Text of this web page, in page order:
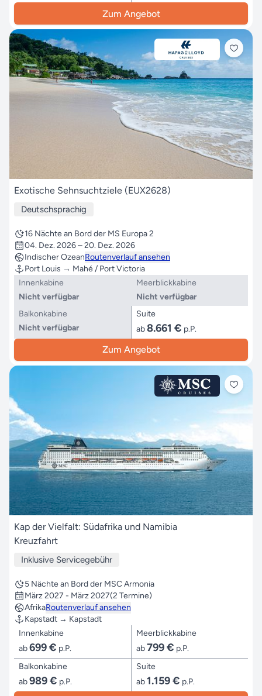
Zum Angebot
Exotische Sehnsuchtziele (EUX2628)
Deutschsprachig
16 Nächte an Bord der MS Europa 2
04. Dez. 2026 – 20. Dez. 2026
Indischer OzeanRoutenverlauf ansehen
Port Louis → Mahé / Port Victoria
Innenkabine
Nicht verfügbar
Meerblickkabine
Nicht verfügbar
Balkonkabine
Nicht verfügbar
Suite
ab8.661 € p.P.
Zum Angebot
Kap der Vielfalt: Südafrika und Namibia
Kreuzfahrt
Inklusive Servicegebühr
5 Nächte an Bord der MSC Armonia
März 2027 - März 2027(2 Termine)
AfrikaRoutenverlauf ansehen
Kapstadt → Kapstadt
Innenkabine
ab699 € p.P.
Meerblickkabine
ab799 € p.P.
Balkonkabine
ab989 € p.P.
Suite
ab1.159 € p.P.